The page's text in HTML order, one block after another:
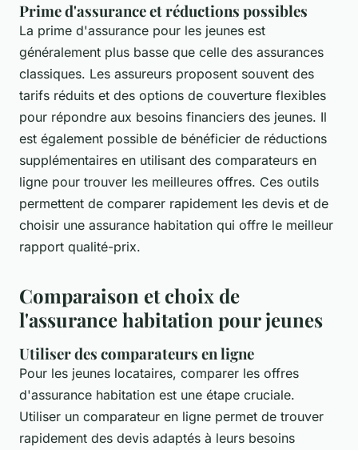
Prime d'assurance et réductions possibles
La prime d'assurance pour les jeunes est
généralement plus basse que celle des assurances
classiques. Les assureurs proposent souvent des
tarifs réduits et des options de couverture flexibles
pour répondre aux besoins financiers des jeunes. Il
est également possible de bénéficier de réductions
supplémentaires en utilisant des comparateurs en
ligne pour trouver les meilleures offres. Ces outils
permettent de comparer rapidement les devis et de
choisir une assurance habitation qui offre le meilleur
rapport qualité-prix.
Comparaison et choix de
l'assurance habitation pour jeunes
Utiliser des comparateurs en ligne
Pour les jeunes locataires, comparer les offres
d'assurance habitation est une étape cruciale.
Utiliser un comparateur en ligne permet de trouver
rapidement des devis adaptés à leurs besoins